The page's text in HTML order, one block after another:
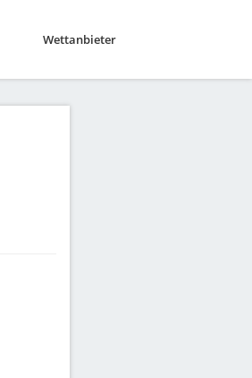
Wettanbieter